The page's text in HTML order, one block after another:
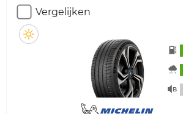
Vergelijken